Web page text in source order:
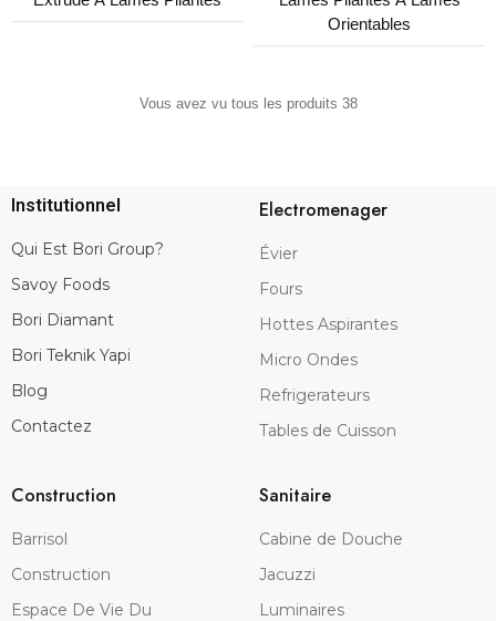
Orientables
Vous avez vu tous les produits 38
Institutionnel
Qui Est Bori Group?
Savoy Foods
Bori Diamant
Bori Teknik Yapi
Blog
Contactez
Electromenager
Évier
Fours
Hottes Aspirantes
Micro Ondes
Refrigerateurs
Tables de Cuisson
Construction
Barrisol
Construction
Espace De Vie Du
Sanitaire
Cabine de Douche
Jacuzzi
Luminaires